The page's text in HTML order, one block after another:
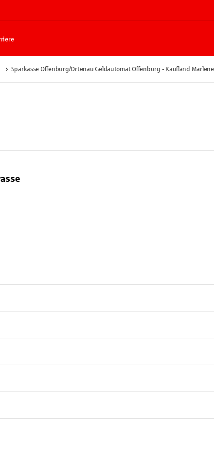
Sparkasse Offenburg/Ortenau Geldautomat Offenburg - Kaufland